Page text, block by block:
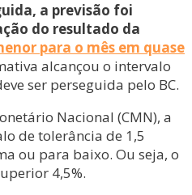
a previsão foi
do resultado da
para o mês em quase
alcançou o intervalo
ser perseguida pelo BC.
Nacional (CMN), a
de tolerância de 1,5
ou para baixo. Ou seja, o
4,5%.